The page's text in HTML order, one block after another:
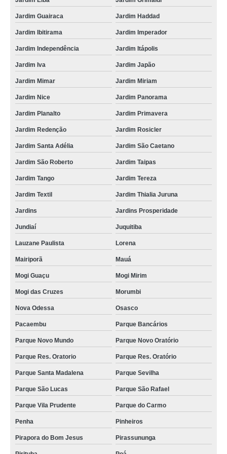
manutenção de limpeza cip e cop Vila União
cip limpeza Itaquaquecetuba
manutenção de cip higienização Marataízes
quanto custa sistema cip Caieiras
cip sistema Vila Cleonice
sistema cip valor Cajazeiras
manutenção de limpeza cip em laticínios Ribeirão Pires
quanto custa cip alimentos Jardins Prosperidade
limpeza cip em laticínios valor Cidade Tiradentes
higienização cip Sobral
cip alimentos valor Caçador
sistema cip Arujá
higienização cip orçamento Rio Grande do Norte
limpeza cip e cop orçamento Campos Elíseos
cip limpeza orçamento Pirassununga
manutenção de sistema clean in place VILA NOVA
sistema cip de limpeza orçamento Guarabira
limpeza cip orçamento Divinopolis
manutenção de sistema cip Sobral
manutenção de sistema cip de limpeza Vargem Grande Paulista
quanto custa limpeza cip em laticínios Carandai
Jardim Guairaca Jardim Haddad
Jardim Ibitirama Jardim Imperador
Jardim Independência Jardim Itápolis
Jardim Iva Jardim Japão
Jardim Mimar Jardim Miriam
Jardim Nice Jardim Panorama
Jardim Planalto Jardim Primavera
Jardim Redenção Jardim Rosicler
Jardim Santa Adélia Jardim São Caetano
Jardim São Roberto Jardim Taipas
Jardim Tango Jardim Tereza
Jardim Textil Jardim Thialia Juruna
Jardins Jardins Prosperidade
Jundiaí Juquitiba
Lauzane Paulista Lorena
Mairiporã Mauá
Mogi Guaçu Mogi Mirim
Mogi das Cruzes Morumbi
Nova Odessa Osasco
Pacaembu Parque Bancários
Parque Novo Mundo Parque Novo Oratório
Parque Res. Oratorio Parque Res. Oratório
Parque Santa Madalena Parque Sevilha
Parque São Lucas Parque São Rafael
Parque Vila Prudente Parque do Carmo
Penha Pinheiros
Pirapora do Bom Jesus Pirassununga